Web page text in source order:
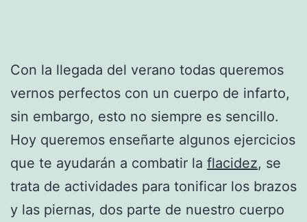
Con la llegada del verano todas queremos
vernos perfectos con un cuerpo de infarto,
sin embargo, esto no siempre es sencillo.
Hoy queremos enseñarte algunos ejercicios
que te ayudarán a combatir la flacidez, se
trata de actividades para tonificar los brazos
y las piernas, dos parte de nuestro cuerpo